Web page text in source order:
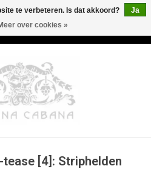
[4]: Striphelden
te verbeteren. Is dat akkoord?
Ja
over cookies »